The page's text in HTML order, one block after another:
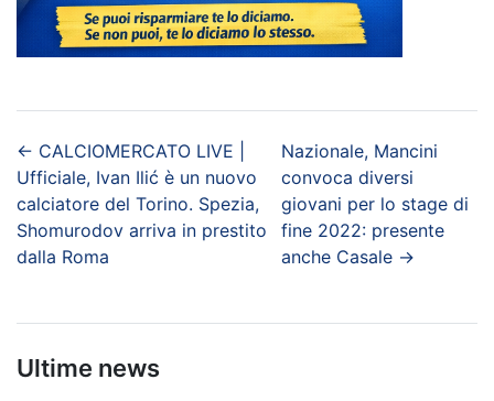
← CALCIOMERCATO LIVE |
Ufficiale, Ivan Ilić è un nuovo
calciatore del Torino. Spezia,
Shomurodov arriva in prestito
dalla Roma
Nazionale, Mancini
convoca diversi
giovani per lo stage di
fine 2022: presente
anche Casale →
Ultime news